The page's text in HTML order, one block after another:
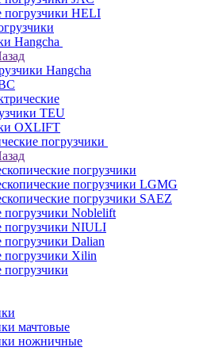
HELI
Hangcha
Hangcha
TEU
OXLIFT
погрузчики
погрузчики
погрузчики LGMG
погрузчики SAEZ
Noblelift
NIULI
Dalian
Xilin
мачтовые
ножничные